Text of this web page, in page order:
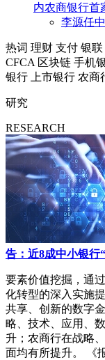
内农商银行首
李源任
热词 理财 支付 银联
CFCA 区块链 手机
银行
上市银行 农商
研究
RESEARCH
告：近8成中小银行
要素价值挖掘，通
化转型的深入实施
共享、创新的数字
略、技术、应用、
升；农商行在战略
面均有所提升。 《